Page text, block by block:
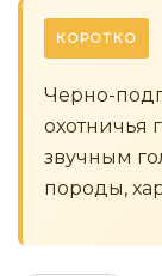
КОРОТКО
Черно-
охотничья
звучным
породы,